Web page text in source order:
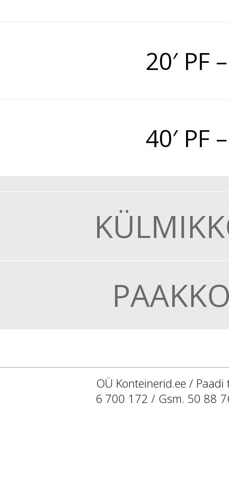
20′ PF
40′ PF
OÜ Konteinerid.ee /
6 700 172 / Gsm. 50 88